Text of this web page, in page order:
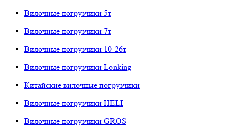
Вилочные погрузчики 5т
Вилочные погрузчики 7т
Вилочные погрузчики 10-26т
Вилочные погрузчики Lonking
Китайские вилочные погрузчики
Вилочные погрузчики HELI
Вилочные погрузчики GROS